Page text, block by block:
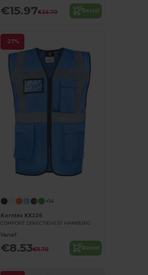
€15.97€26.70 Bestel
-27%
+14
Korntex KX226
COMFORT DIRECTIEVEST HAMBURG
Vanaf:
€8.53€11.70 Bestel